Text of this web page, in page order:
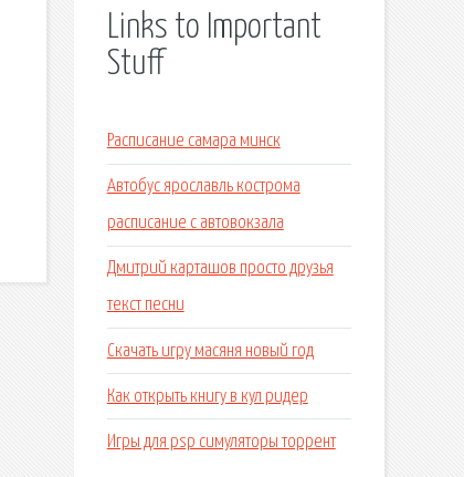
Links to Important
Stuff
Расписание самара минск
Автобус ярославль кострома
расписание с автовокзала
Дмитрий карташов просто друзья
текст песни
Скачать игру масяня новый год
Как открыть книгу в кул ридер
Игры для psp симуляторы торрент